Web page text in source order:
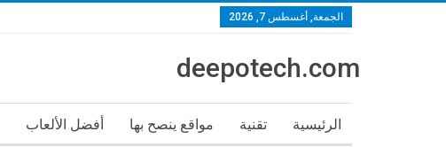
الجمعة, أغسطس 7, 2026
deepotech.com
الرئيسية تقنية مواقع ينصح بها أفضل الألعاب